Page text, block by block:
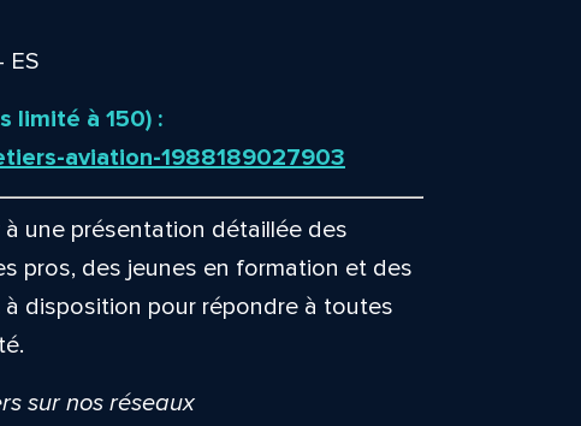
ES
limité à 150) :
aviation-1988189027903
une présentation détaillée des
pros, des jeunes en formation et des
disposition pour répondre à toutes
sur nos réseaux